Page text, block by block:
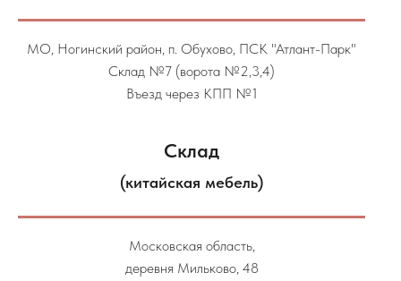
МО, Ногинский район, п. Обухово, ПСК "Атлант-Парк"
Склад №7 (ворота №2,3,4)
Въезд через КПП №1
Склад
(китайская мебель)
Московская область,
деревня Мильково, 48